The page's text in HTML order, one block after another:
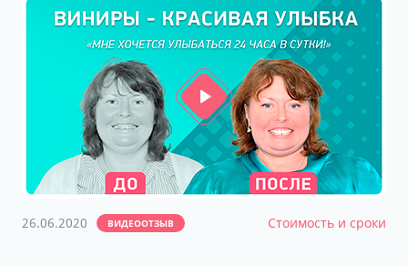
26.06.2020 ВИДЕООТЗЫВ Стоимость и сроки